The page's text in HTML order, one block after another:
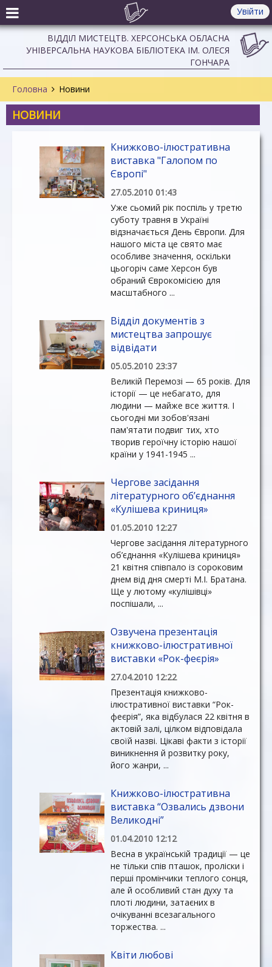
Увійти
ВІДДІЛ МИСТЕЦТВ. ХЕРСОНСЬКА ОБЛАСНА
УНІВЕРСАЛЬНА НАУКОВА БІБЛІОТЕКА ІМ. ОЛЕСЯ
ГОНЧАРА
Головна Новини
НОВИНИ
Книжково-ілюстративна
виставка "Галопом по
Європі"
27.05.2010 01:43
Уже сьомий рік поспіль у третю
суботу травня в Україні
відзначається День Європи. Для
нашого міста це свято має
особливе значення, оскільки
цьогоріч саме Херсон був
обраний Єврокомісією для
масштабного ...
Відділ документів з
мистецтва запрошує
відвідати
05.05.2010 23:37
Великій Перемозі — 65 років. Для
історії — це небагато, для
людини — майже все життя. І
сьогодні ми зобов'язані
пам'ятати подвиг тих, хто
творив героїчну історію нашої
країни у 1941-1945 ...
Чергове засідання
літературного об’єднання
«Кулішева криниця»
01.05.2010 12:27
Чергове засідання літературного
об’єднання «Кулішева криниця»
21 квітня співпало із сороковим
днем від дня смерті М.І. Братана.
Ще у лютому «кулішівці»
поспішали, ...
Озвучена презентація
книжково-ілюстративної
виставки «Рок-феєрія»
27.04.2010 12:22
Презентація книжково-
ілюстративної виставки “Рок-
феєрія”, яка відбулася 22 квітня в
актовій залі, цілком відповідала
своїй назві. Цікаві факти з історії
виникнення й розвитку року,
його жанри, ...
Книжково-ілюстративна
виставка “Озвались дзвони
Великодні”
01.04.2010 12:12
Весна в українській традиції — це
не тільки спів пташок, проліски і
перші промінчики теплого сонця,
але й особливий стан духу та
плоті людини, затаєних в
очікуванні всезагального
торжества. ...
Квіти любові